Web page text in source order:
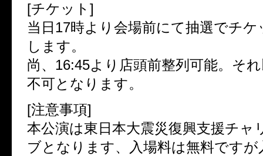
[チケット]
当日17時より会場前にて抽選でチ
します。
尚、16:45より店頭前整列可能。そ
不可となります。
[注意事項]
本公演は東日本大震災復興支援チャ
ブとなります、入場料は無料ですが